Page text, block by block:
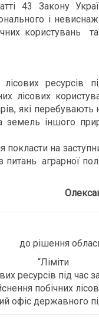
43 Закону
і
користувань
ресурсів
лісових
які перебувають
земель іншого
на
питань аграрної
до рішення
“Ліміти
ресурсів під час
побічних
офіс державного